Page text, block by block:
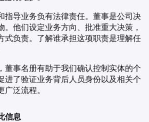
指导业务负有法律责任。董事是公司决
。他们设定业务方向、批准重大决策，
式负责。了解谁承担这项职责是理解任
董事名册有助于我们确认控制实体的个
进了验证业务背后人员身份以及相关个
泛流程。
信息